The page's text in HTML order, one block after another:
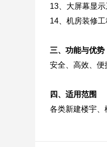
13、大屏幕显
14、机房装修工
三、功能与优势
安全、高效、便
四、适用范围
各类新建楼宇、